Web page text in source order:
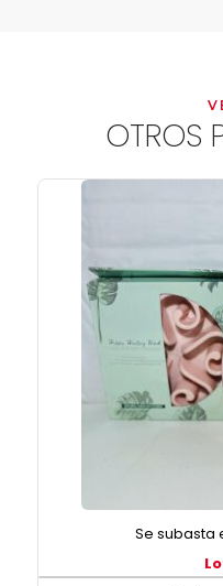
OTROS
Se subasta